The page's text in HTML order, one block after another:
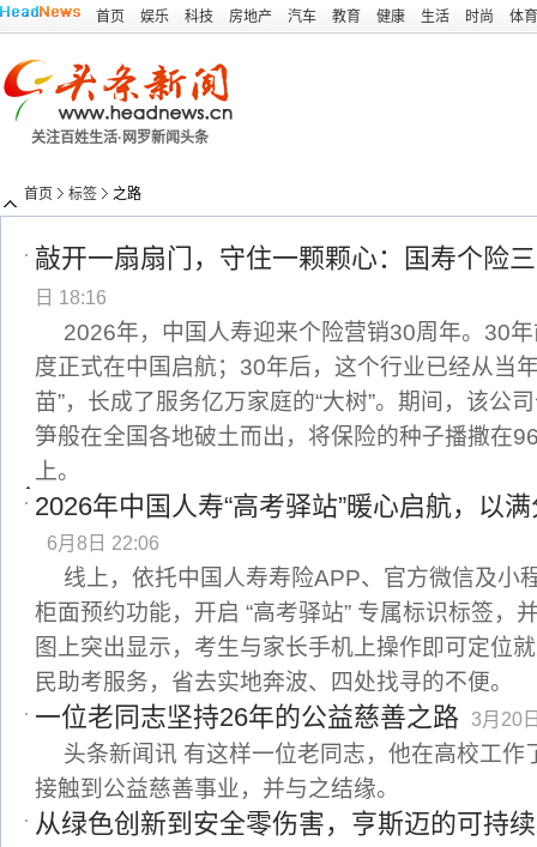
首页 娱乐 科技 房地产 汽车 教育 健康 生活 时尚 体育
关注百姓生活·网罗新闻头条
首页 标签 之路
敲开一扇扇门，守住一颗颗心：国寿个险
日 18:16
2026年，中国人寿迎来个险营销30周年。30
度正式在中国启航；30年后，这个行业已经从当
苗”，长成了服务亿万家庭的“大树”。期间，该公
笋般在全国各地破土而出，将保险的种子播撒在
上。
2026年中国人寿“高考驿站”暖心启航，以
6月8日 22:06
线上，依托中国人寿寿险APP、官方微信及小
柜面预约功能，开启 “高考驿站” 专属标识标签，
图上突出显示，考生与家长手机上操作即可定位
民助考服务，省去实地奔波、四处找寻的不便。
一位老同志坚持26年的公益慈善之路 3月20
头条新闻讯 有这样一位老同志，他在高校工作
接触到公益慈善事业，并与之结缘。
从绿色创新到安全零伤害，亨斯迈的可持